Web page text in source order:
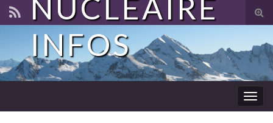
NUCLÉAIRE
INFOS